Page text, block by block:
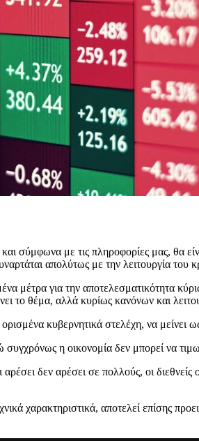
σύμφωνα με τις πληροφορίες μας, θα
απολύτως με την λειτουργία του
μέτρα για την αποτελεσματικότητα
το θέμα, αλλά κυρίως κανόνων και
κυβερνητικά στελέχη, να μείνει
η οικονομία δεν μπορεί να
δεν αρέσει σε πολλούς, οι
χαρακτηριστικά, αποτελεί επίσης